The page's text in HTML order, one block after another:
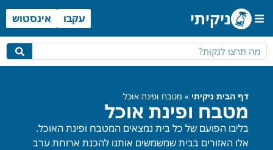
ניקיתי עקבו אינסטוש
דף הבית ניקיתי » מטבח ופינת אוכל
מטבח ופינת אוכל
בליבו הפועם של כל בית נמצאים המטבח ופינת האוכל.
אלו האזורים בבית שמשמשים אותנו להכנת ארוחת ערב